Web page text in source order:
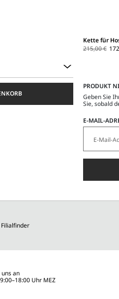
Kette für
215,00 €
PRODUKT
Geben Sie
Sie, sobald
E-MAIL-
Filialfinder
uns an
Uhr MEZ